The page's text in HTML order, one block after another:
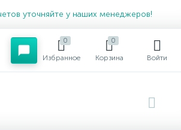
уточняйте у наших менеджеров!
0
Избранное
0
Корзина Войти